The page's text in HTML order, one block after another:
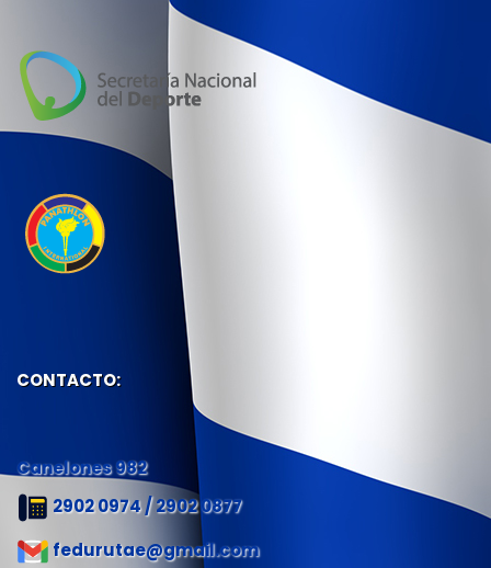
CONTACTO:
Canelones 982
2902 0974 / 2902 0877
fedurutae@gmail.com